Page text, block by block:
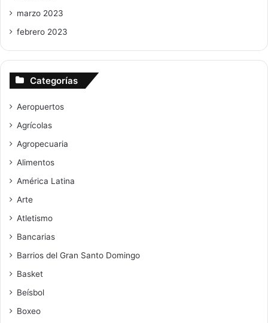
marzo 2023
febrero 2023
Categorías
Aeropuertos
Agrícolas
Agropecuaria
Alimentos
América Latina
Arte
Atletismo
Bancarias
Barrios del Gran Santo Domingo
Basket
Beísbol
Boxeo